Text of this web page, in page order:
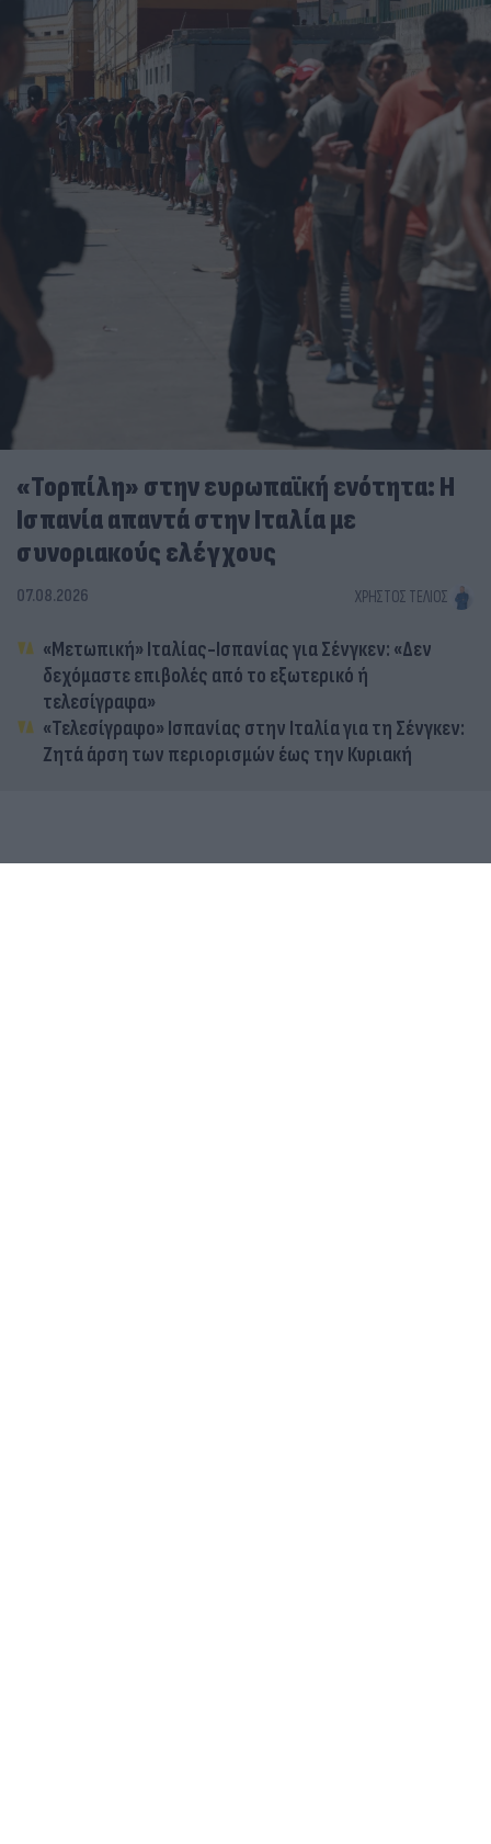
«Τορπίλη» στην ευρωπαϊκή ενότητα: Η
Ισπανία απαντά στην Ιταλία με
συνοριακούς ελέγχους
07.08.2026 ΧΡΉΣΤΟΣ ΤΈΛΙΟΣ
«Μετωπική» Ιταλίας-Ισπανίας για Σένγκεν: «Δεν
δεχόμαστε επιβολές από το εξωτερικό ή
τελεσίγραφα»
«Τελεσίγραφο» Ισπανίας στην Ιταλία για τη Σένγκεν:
Ζητά άρση των περιορισμών έως την Κυριακή